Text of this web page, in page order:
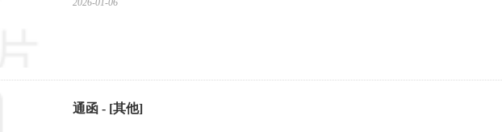
2026-01-06
通函 - [其他]